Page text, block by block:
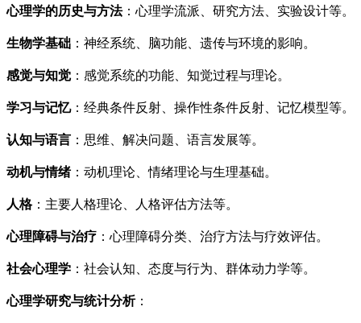
心理学的历史与方法：心理学流派、研究方法、实验设计等。
生物学基础 ：神经系统、脑功能、遗传与环境的影响。
感觉与知觉：感觉系统的功能、知觉过程与理论。
学习与记忆：经典条件反射、操作性条件反射、记忆模型等。
认知与语言 ：思维、解决问题、语言发展等。
动机与情绪：动机理论、情绪理论与生理基础。
人格：主要人格理论、人格评估方法等。
心理障碍与治疗 ：心理障碍分类、治疗方法与疗效评估。
社会心理学 ：社会认知、态度与行为、群体动力学等。
心理学研究与统计分析：